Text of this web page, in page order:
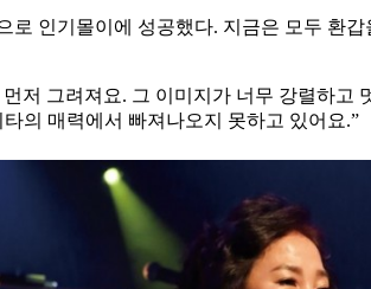
인기몰이에 성공했다. 지금은 모두 환
저 그려져요. 그 이미지가 너무 강렬하고
의 매력에서 빠져나오지 못하고 있어요.”